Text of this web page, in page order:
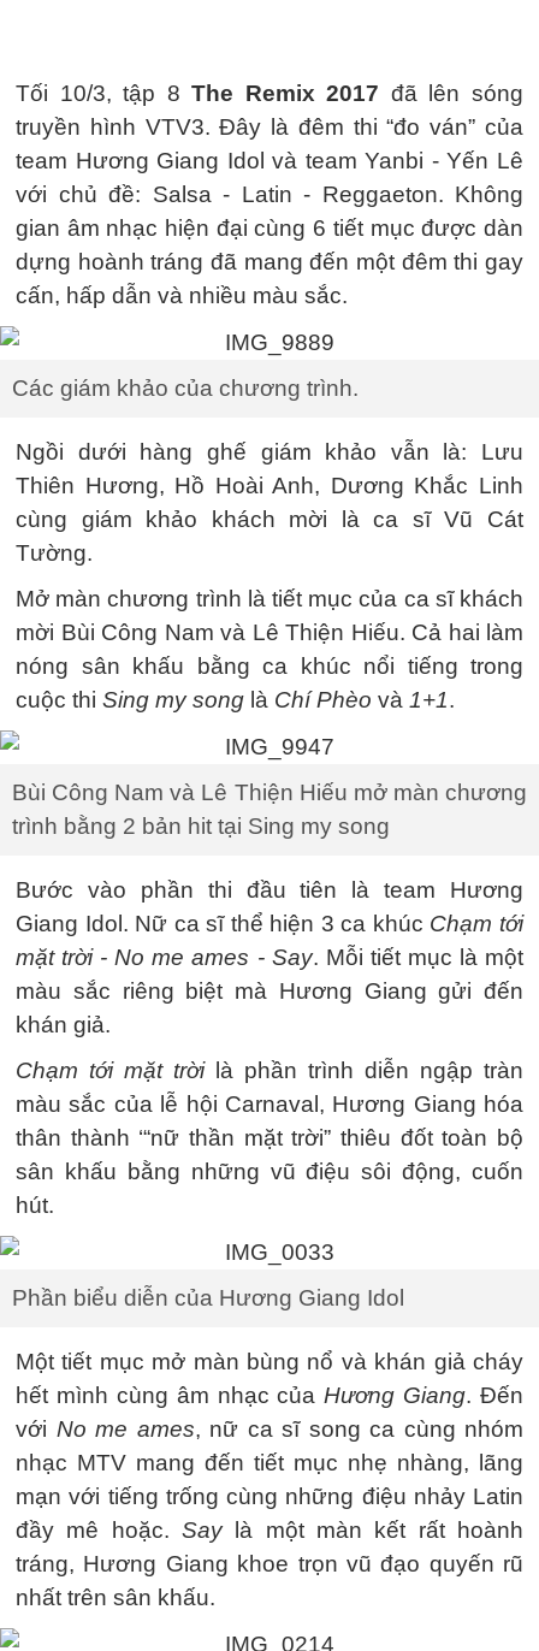
Tối 10/3, tập 8The Remix 2017 đã lên sóng
truyền hình VTV3. Đây là đêm thi “đo ván” của
team Hương Giang Idol và team Yanbi - Yến Lê
với chủ đề: Salsa - Latin - Reggaeton. Không
gian âm nhạc hiện đại cùng 6 tiết mục được dàn
dựng hoành tráng đã mang đến một đêm thi gay
cấn, hấp dẫn và nhiều màu sắc.
Các giám khảo của chương trình.
Ngồi dưới hàng ghế giám khảo vẫn là: Lưu
Thiên Hương, Hồ Hoài Anh, Dương Khắc Linh
cùng giám khảo khách mời là ca sĩ Vũ Cát
Tường.
Mở màn chương trình là tiết mục của ca sĩ khách
mời Bùi Công Nam và Lê Thiện Hiếu. Cả hai làm
nóng sân khấu bằng ca khúc nổi tiếng trong
cuộc thi Sing my song là Chí Phèo và 1+1.
Bùi Công Nam và Lê Thiện Hiếu mở màn chương
trình bằng 2 bản hit tại Sing my song
Bước vào phần thi đầu tiên là team Hương
Giang Idol. Nữ ca sĩ thể hiện 3 ca khúc Chạm tới
mặt trời - No me ames - Say. Mỗi tiết mục là một
màu sắc riêng biệt mà Hương Giang gửi đến
khán giả.
Chạm tới mặt trờilà phần trình diễn ngập tràn
màu sắc của lễ hội Carnaval, Hương Giang hóa
thân thành ‘“nữ thần mặt trời” thiêu đốt toàn bộ
sân khấu bằng những vũ điệu sôi động, cuốn
hút.
Phần biểu diễn của Hương Giang Idol
Một tiết mục mở màn bùng nổ và khán giả cháy
hết mình cùng âm nhạc củaHương Giang. Đến
với No me ames, nữ ca sĩ song ca cùng nhóm
nhạc MTV mang đến tiết mục nhẹ nhàng, lãng
mạn với tiếng trống cùng những điệu nhảy Latin
đầy mê hoặc. Saylà một màn kết rất hoành
tráng, Hương Giang khoe trọn vũ đạo quyến rũ
nhất trên sân khấu.